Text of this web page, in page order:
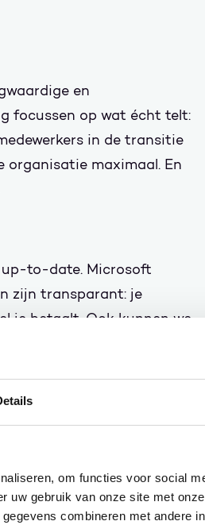
om functies voor social
uw gebruik van onze site met
combineren met andere
en
focussen op wat écht telt:
in de transitie
organisatie maximaal. En
up-to-date. Microsoft
zijn transparant: je
je betaalt. Ook kunnen we
basis van de snel
Wortell helpt
moderne werkplek.
Zo blijf je verzekerd van